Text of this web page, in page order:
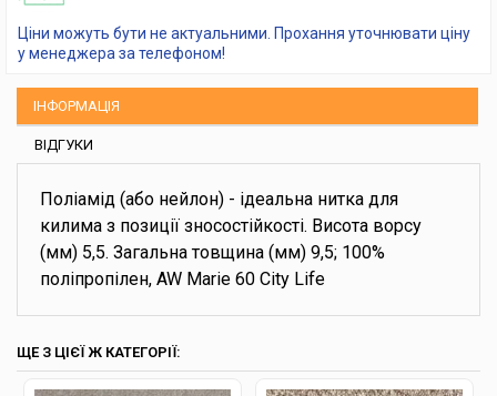
Ціни можуть бути не актуальними. Прохання уточнювати ціну
у менеджера за телефоном!
ІНФОРМАЦІЯ
ВІДГУКИ
Поліамід (або нейлон) - ідеальна нитка для
килима з позиції зносостійкості. Висота ворсу
(мм) 5,5. Загальна товщина (мм) 9,5; 100%
поліпропілен, AW Marie 60 City Life
ЩЕ З ЦІЄЇ Ж КАТЕГОРІЇ: